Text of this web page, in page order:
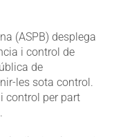
(ASPB) desplega
i control de
de
les sota control.
control per part